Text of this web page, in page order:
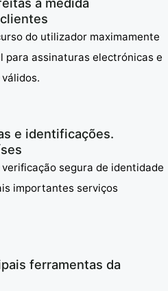
do utilizador maximamente
para assinaturas electrónicas e
e identificações.
segura de identidade
importantes serviços
ferramentas da